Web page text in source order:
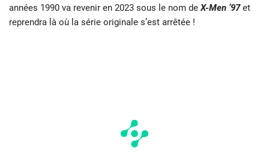
années 1990 va revenir en 2023 sous le nom deX-Men ’97et
reprendra là où la série originale s’est arrêtée !